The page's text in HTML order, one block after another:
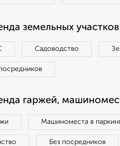
земельных участков
Садоводство
гаржей,
Машиноместа в
Без посредников